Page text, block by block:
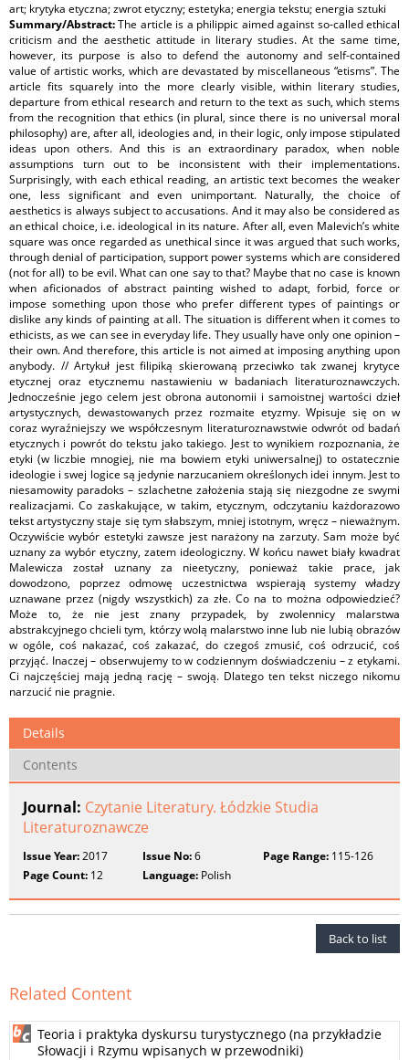
art; krytyka etyczna; zwrot etyczny; estetyka; energia tekstu; energia sztuki
Summary/Abstract:The article is a philippic aimed against so-called ethical
criticism and the aesthetic attitude in literary studies. At the same time,
however, its purpose is also to defend the autonomy and self-contained
value of artistic works, which are devastated by miscellaneous “etisms”. The
article fits squarely into the more clearly visible, within literary studies,
departure from ethical research and return to the text as such, which stems
from the recognition that ethics (in plural, since there is no universal moral
philosophy) are, after all, ideologies and, in their logic, only impose stipulated
ideas upon others. And this is an extraordinary paradox, when noble
assumptions turn out to be inconsistent with their implementations.
Surprisingly, with each ethical reading, an artistic text becomes the weaker
one, less significant and even unimportant. Naturally, the choice of
aesthetics is always subject to accusations. And it may also be considered as
an ethical choice, i.e. ideological in its nature. After all, even Malevich’s white
square was once regarded as unethical since it was argued that such works,
through denial of participation, support power systems which are considered
(not for all) to be evil. What can one say to that? Maybe that no case is known
when aficionados of abstract painting wished to adapt, forbid, force or
impose something upon those who prefer different types of paintings or
dislike any kinds of painting at all. The situation is different when it comes to
ethicists, as we can see in everyday life. They usually have only one opinion –
their own. And therefore, this article is not aimed at imposing anything upon
anybody. // Artykuł jest filipiką skierowaną przeciwko tak zwanej krytyce
etycznej oraz etycznemu nastawieniu w badaniach literaturoznawczych.
Jednocześnie jego celem jest obrona autonomii i samoistnej wartości dzieł
artystycznych, dewastowanych przez rozmaite etyzmy. Wpisuje się on w
coraz wyraźniejszy we współczesnym literaturoznawstwie odwrót od badań
etycznych i powrót do tekstu jako takiego. Jest to wynikiem rozpoznania, że
etyki (w liczbie mnogiej, nie ma bowiem etyki uniwersalnej) to ostatecznie
ideologie i swej logice są jedynie narzucaniem określonych idei innym. Jest to
niesamowity paradoks – szlachetne założenia stają się niezgodne ze swymi
realizacjami. Co zaskakujące, w takim, etycznym, odczytaniu każdorazowo
tekst artystyczny staje się tym słabszym, mniej istotnym, wręcz – nieważnym.
Oczywiście wybór estetyki zawsze jest narażony na zarzuty. Sam może być
uznany za wybór etyczny, zatem ideologiczny. W końcu nawet biały kwadrat
Malewicza został uznany za nieetyczny, ponieważ takie prace, jak
dowodzono, poprzez odmowę uczestnictwa wspierają systemy władzy
uznawane przez (nigdy wszystkich) za złe. Co na to można odpowiedzieć?
Może to, że nie jest znany przypadek, by zwolennicy malarstwa
abstrakcyjnego chcieli tym, którzy wolą malarstwo inne lub nie lubią obrazów
w ogóle, coś nakazać, coś zakazać, do czegoś zmusić, coś odrzucić, coś
przyjąć. Inaczej – obserwujemy to w codziennym doświadczeniu – z etykami.
Ci najczęściej mają jedną rację – swoją. Dlatego ten tekst niczego nikomu
narzucić nie pragnie.
Details
Contents
Journal: Czytanie Literatury. Łódzkie Studia
Literaturoznawcze
Issue Year:2017 Issue No:6 Page Range:115-126
Page Count: 12 Language: Polish
Back to list
Related Content
Teoria i praktyka dyskursu turystycznego (na przykładzie
Słowacji i Rzymu wpisanych w przewodniki)